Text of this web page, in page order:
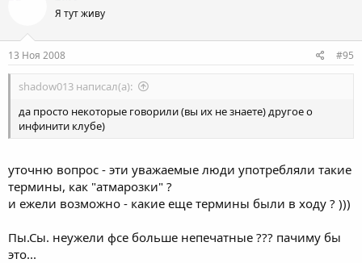
Я тут живу
13 Ноя 2008 #95
shadow013 написал(а):
да просто некоторые говорили (вы их не знаете) другое о
инфинити клубе)
уточню вопрос - эти уважаемые люди употребляли такие
термины, как "атмарозки" ?
и ежели возможно - какие еще термины были в ходу ? )))
Пы.Сы. неужели фсе больше непечатные ??? пачиму бы
это...